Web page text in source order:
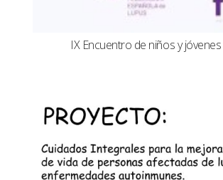
IX Encuentro de niños y